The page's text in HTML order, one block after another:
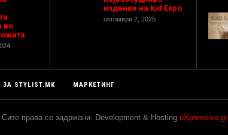
во
издание на Kid Expo
октомври 2, 2025
ЗА STYLIST.MK МАРКЕТИНГ
права се задржани. Development & Hosting eXpressive